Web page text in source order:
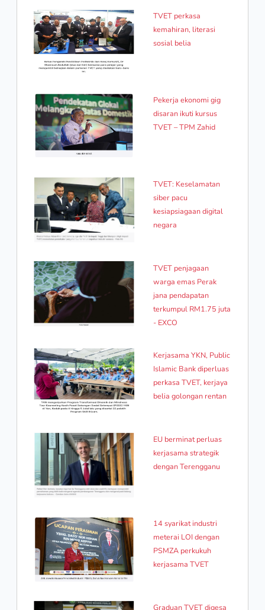
TVET perkasa
kemahiran, literasi
sosial belia
Pekerja ekonomi gig
disaran ikuti kursus
TVET – TPM Zahid
TVET: Keselamatan
siber pacu
kesiapsiagaan digital
negara
TVET penjagaan
warga emas Perak
jana pendapatan
terkumpul RM1.75 juta
- EXCO
Kerjasama YKN, Public
Islamic Bank diperluas
perkasa TVET, kerjaya
belia golongan rentan
EU berminat perluas
kerjasama strategik
dengan Terengganu
14 syarikat industri
meterai LOI dengan
PSMZA perkukuh
kerjasama TVET
Graduan TVET digesa